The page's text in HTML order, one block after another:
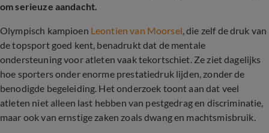
om serieuze aandacht.
Olympisch kampioen Leontien van Moorsel, die zelf de druk van
de topsport goed kent, benadrukt dat de mentale
ondersteuning voor atleten vaak tekortschiet. Ze ziet dagelijks
hoe sporters onder enorme prestatiedruk lijden, zonder de
benodigde begeleiding. Het onderzoek toont aan dat veel
atleten niet alleen last hebben van pestgedrag en discriminatie,
maar ook van ernstige zaken zoals dwang en machtsmisbruik.